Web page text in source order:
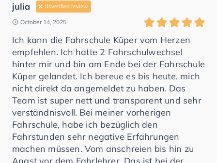
julia Unverified review
October 14, 2025
Ich kann die Fahrschule Küper vom Herzen
empfehlen. Ich hatte 2 Fahrschulwechsel
hinter mir und bin am Ende bei der Fahrschule
Küper gelandet. Ich bereue es bis heute, mich
nicht direkt da angemeldet zu haben. Das
Team ist super nett und transparent und sehr
verständnisvoll. Bei meiner vorherigen
Fahrschule, habe ich bezüglich den
Fahrstunden sehr negative Erfahrungen
machen müssen. Vom anschreien bis hin zu
Angst vor dem Fahrlehrer. Das ist bei der